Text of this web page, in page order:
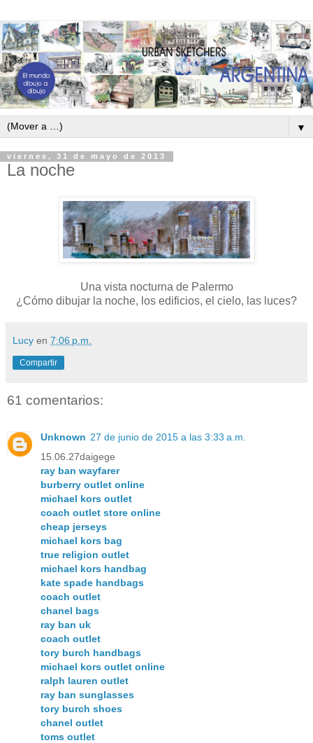
▼
viernes, 31 de mayo de 2013
La noche
Una vista nocturna de Palermo
¿Cómo dibujar la noche, los edificios, el cielo, las luces?
Lucy en 7:06 p.m.
Compartir
61 comentarios:
Unknown 27 de junio de 2015 a las 3:33 a.m.
15.06.27daigege
ray ban wayfarer
burberry outlet online
michael kors outlet
coach outlet store online
cheap jerseys
michael kors bag
true religion outlet
michael kors handbag
kate spade handbags
coach outlet
chanel bags
ray ban uk
coach outlet
tory burch handbags
michael kors outlet online
ralph lauren outlet
ray ban sunglasses
tory burch shoes
chanel outlet
toms outlet